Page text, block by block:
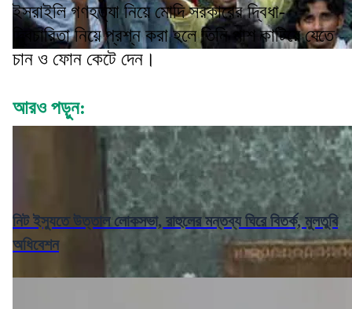
ইসরাইলি গণহত্যা নিয়ে মোদি সরকারের দ্বিধা-
দ্বিচারিতা নিয়ে প্রশ্ন করা হলে তিনি পাশ কাটিয়ে যেতে
চান ও ফোন কেটে দেন।
আরও পড়ুন:
নিট ইস্যুতে উত্তাল লোকসভা, রাহুলের মন্তব্য ঘিরে বিতর্ক, মুলতুবি
অধিবেশন